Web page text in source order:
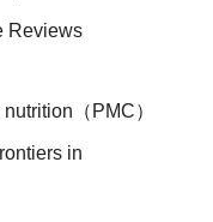
Reviews
（PMC）
in